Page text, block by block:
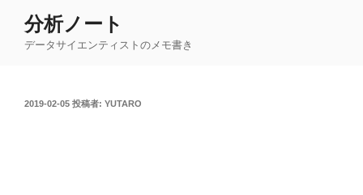
分析ノート
データサイエンティストのメモ書き
投
2019-02-05 投稿者: YUTARO